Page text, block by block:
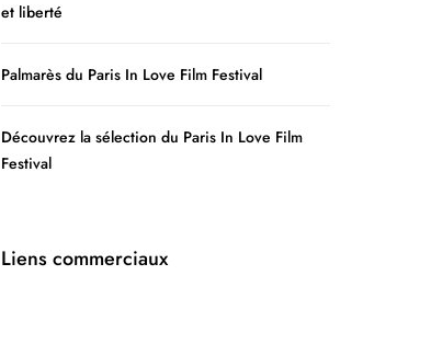
et liberté
Palmarès du Paris In Love Film Festival
Découvrez la sélection du Paris In Love Film
Festival
Liens commerciaux